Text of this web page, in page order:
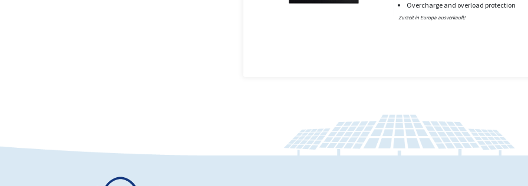
Overcharge and overload protection
Zurzeit in Europa ausverkauft!